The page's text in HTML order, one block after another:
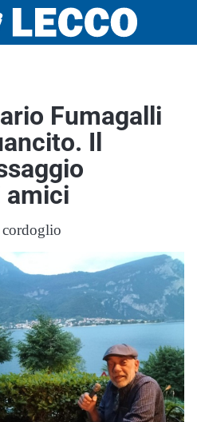
Fumagalli
Il
amici
cordoglio